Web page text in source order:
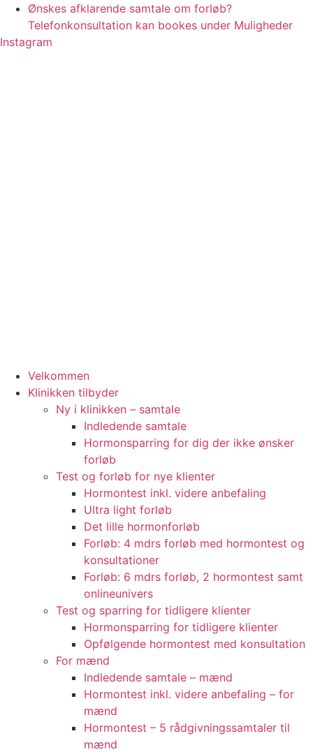
Videre
indhold
Ønskes afklarende samtale om forløb?
Telefonkonsultation kan bookes under Muligheder
Instagram
Velkommen
Klinikken tilbyder
Ny i klinikken – samtale
Indledende samtale
Hormonsparring for dig der ikke ønsker
forløb
Test og forløb for nye klienter
Hormontest inkl. videre anbefaling
Ultra light forløb
Det lille hormonforløb
Forløb: 4 mdrs forløb med hormontest og
konsultationer
Forløb: 6 mdrs forløb, 2 hormontest samt
onlineunivers
Test og sparring for tidligere klienter
Hormonsparring for tidligere klienter
Opfølgende hormontest med konsultation
For mænd
Indledende samtale – mænd
Hormontest inkl. videre anbefaling – for
mænd
Hormontest – 5 rådgivningssamtaler til
mænd